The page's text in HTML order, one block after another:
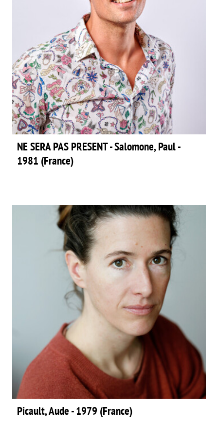
NE SERA PAS PRESENT - Salomone, Paul -
1981 (France)
Picault, Aude - 1979 (France)